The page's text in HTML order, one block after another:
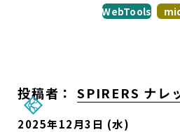
WebTools
投稿者： SPIRERS ナレ
2025年12月3日 (水)